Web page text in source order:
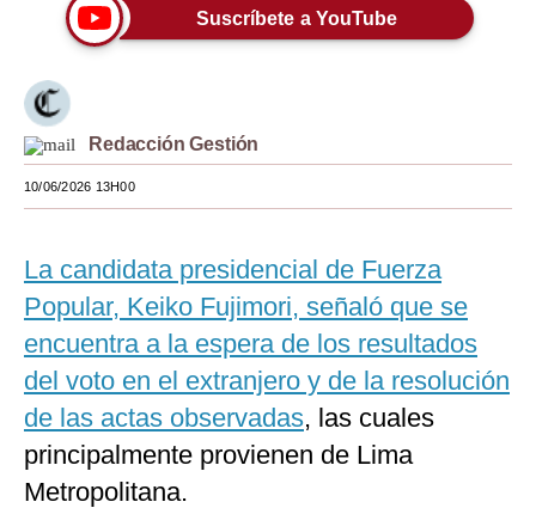
Viajes
Moda
Estilos
Mundo
México
España
Internacional
Tecnología
Club del Suscriptor
Suscríbete a YouTube
Redacción Gestión
10/06/2026 13H00
La candidata presidencial de Fuerza
Popular, Keiko Fujimori, señaló que se
encuentra a la espera de los resultados
del voto en el extranjero y de la resolución
de las actas observadas, las cuales
principalmente provienen de Lima
Metropolitana.